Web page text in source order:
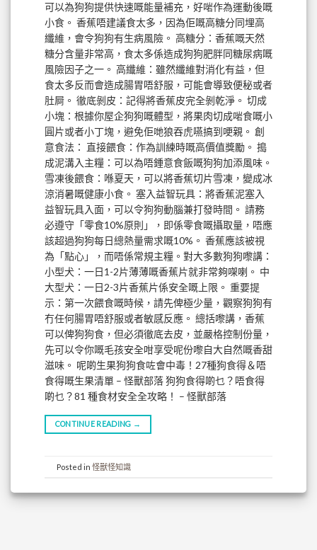
可以為狗狗提供快速嘅能量補充，好啱作為運動後嘅
小食。 香蕉唔建議食太多，因為佢嘅高糖分同埋高
纖維，會令狗狗有生病風險。 高糖分：香蕉嘅天然
糖分含量非常高，食太多係造成狗狗肥胖同糖尿病嘅
風險因子之一。 高纖維：雖然纖維對消化有益，但
食太多反而會造成腸胃唔舒服，可能會導致便秘或者
肚屙。 徹底剝皮：記得將香蕉皮完全剝乾淨。 切成
小塊：根據你屋企狗狗嘅體型，將果肉切成啱食嘅小
圓片或者小丁塊，避免佢哋狼吞虎嚥搞到哽親。 創
意食法： 直接餵食：作為訓練時嘅高價值獎勵。 搗
成泥溝入主糧：可以為唔鍾意食飯嘅狗狗加添風味。
雪凍後餵食：喺夏天，可以將香蕉切片雪凍，變成冰
涼消暑嘅健康小食。 塞入益智玩具：將香蕉泥塞入
益智玩具入面，可以令狗狗動腦兼打發時間。 請務
必遵守「零食10%原則」，即係零食嘅攝取量，唔應
該超過狗狗每日總熱量需求嘅10%。 香蕉應該被視
為「點心」，而唔係常規主糧。對大多數狗狗嚟講：
小型犬：一日1-2片薄薄嘅香蕉片就非常夠㗎喇。 中
大型犬：一日2-3片香蕉片係安全嘅上限。 重要提
示：第一次餵食嘅時候，請先俾極少量，觀察狗狗有
冇任何腸胃唔舒服或者敏感反應。 總括嚟講，香蕉
可以俾狗狗食，但必須徹底去皮，並嚴格控制份量，
先可以令你嘅毛孩安全咁享受呢份嚟自大自然嘅香甜
滋味。 呢啲生果狗狗食咗會中毒！27種狗食得＆唔
食得嘅生果清單 – 怪獸部落 狗狗食得啲乜？唔食得
啲乜？81 種食材安全全攻略！ – 怪獸部落
CONTINUE READING →
Posted in 怪獸怪知識